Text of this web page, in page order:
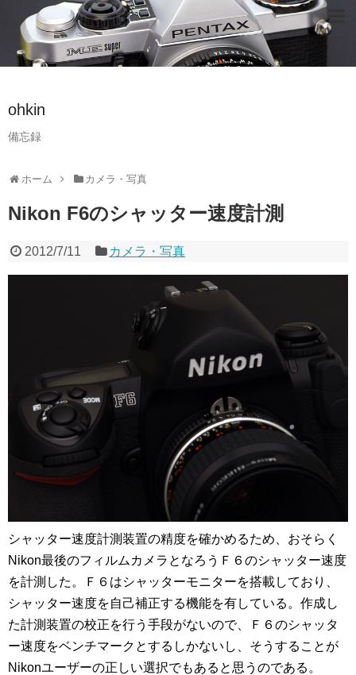
ohkin
備忘録
ホーム カメラ・写真
Nikon F6のシャッター速度計測
2012/7/11 カメラ・写真
シャッター速度計測装置の精度を確かめるため、おそらく
Nikon最後のフィルムカメラとなろうＦ６のシャッター速度
を計測した。Ｆ６はシャッターモニターを搭載しており、
シャッター速度を自己補正する機能を有している。 作成し
た計測装置の校正を行う手段がないので、Ｆ６のシャッタ
ー速度をベンチマークとするしかないし、そうすることが
Nikonユーザーの正しい選択でもあると思うのである。